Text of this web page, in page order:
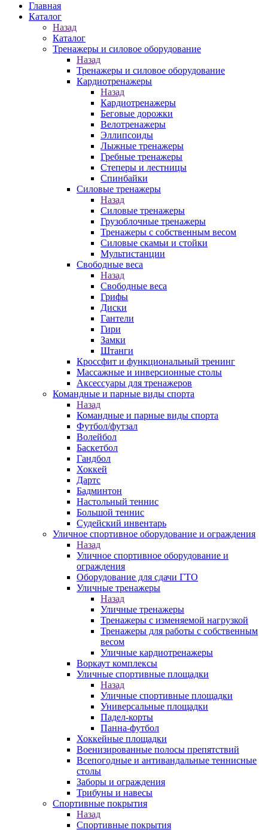
Главная
Каталог
Назад
Каталог
Тренажеры и силовое оборудование
Назад
Тренажеры и силовое оборудование
Кардиотренажеры
Назад
Кардиотренажеры
Беговые дорожки
Велотренажеры
Эллипсоиды
Лыжные тренажеры
Гребные тренажеры
Степеры и лестницы
Спинбайки
Силовые тренажеры
Назад
Силовые тренажеры
Грузоблочные тренажеры
Тренажеры с собственным весом
Силовые скамьи и стойки
Мультистанции
Свободные веса
Назад
Свободные веса
Грифы
Диски
Гантели
Гири
Замки
Штанги
Кроссфит и функциональный тренинг
Массажные и инверсионные столы
Аксессуары для тренажеров
Командные и парные виды спорта
Назад
Командные и парные виды спорта
Футбол/футзал
Волейбол
Баскетбол
Гандбол
Хоккей
Дартс
Бадминтон
Настольный теннис
Большой теннис
Судейский инвентарь
Уличное спортивное оборудование и ограждения
Назад
Уличное спортивное оборудование и
ограждения
Оборудование для сдачи ГТО
Уличные тренажеры
Назад
Уличные тренажеры
Тренажеры с изменяемой нагрузкой
Тренажеры для работы с собственным
весом
Уличные кардиотренажеры
Воркаут комплексы
Уличные спортивные площадки
Назад
Уличные спортивные площадки
Универсальные площадки
Падел-корты
Панна-футбол
Хоккейные площадки
Военизированные полосы препятствий
Всепогодные и антивандальные теннисные
столы
Заборы и ограждения
Трибуны и навесы
Спортивные покрытия
Назад
Спортивные покрытия